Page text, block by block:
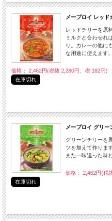
メープロイ レッド
レッドチリーを原
ミルクと合わせれ
り。カレーの他に
な用途に使えます。
価格： 2,462円(税抜 2,280円、税 182円)
在庫切れ
メープロイ グリー
グリーンチリーを
ツを加えて作りま
また一味違った味
価格： 2,462円(税
在庫切れ